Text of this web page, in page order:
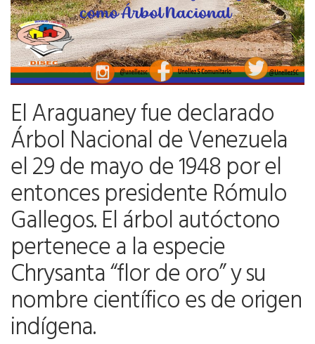
El Araguaney fue declarado
Árbol Nacional de Venezuela
el 29 de mayo de 1948 por el
entonces presidente Rómulo
Gallegos. El árbol autóctono
pertenece a la especie
Chrysanta “flor de oro” y su
nombre científico es de origen
indígena.